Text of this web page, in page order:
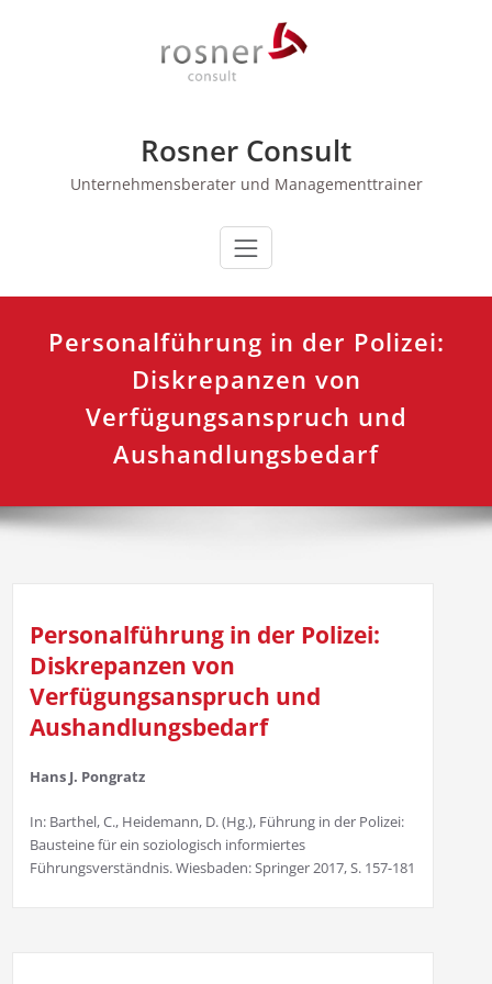
Rosner Consult
Unternehmensberater und Managementtrainer
Personalführung in der Polizei:
Diskrepanzen von
Verfügungsanspruch und
Aushandlungsbedarf
Personalführung in der Polizei:
Diskrepanzen von
Verfügungsanspruch und
Aushandlungsbedarf
Hans J. Pongratz
In: Barthel, C., Heidemann, D. (Hg.), Führung in der Polizei:
Bausteine für ein soziologisch informiertes
Führungsverständnis. Wiesbaden: Springer 2017, S. 157-181